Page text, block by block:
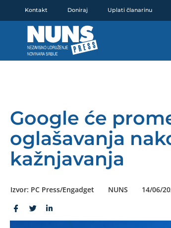
Kontakt Doniraj Uplati članarinu
Google će
oglašavanja
kažnjavanja
Izvor: PC Press/Engadget NUNS 14/06/